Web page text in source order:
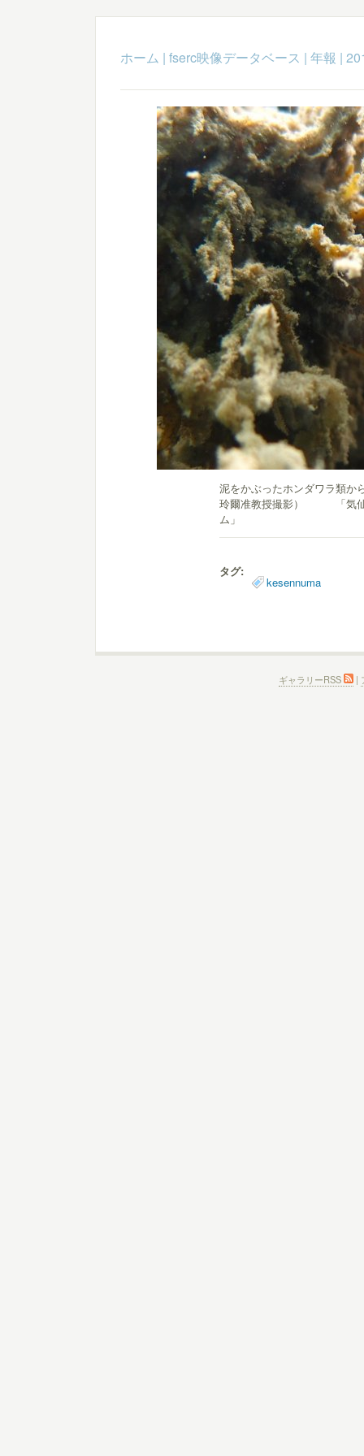
ホーム | fserc映像データベース | 年報 |
泥をかぶったホンダワラ類
玲爾准教授撮影） 「気仙
ム」
タグ:
kesennuma
ギャラリーRSS |